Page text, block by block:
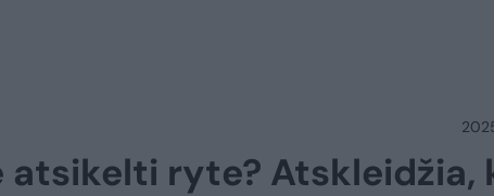
atsikelti ryte? Atskleidžia,